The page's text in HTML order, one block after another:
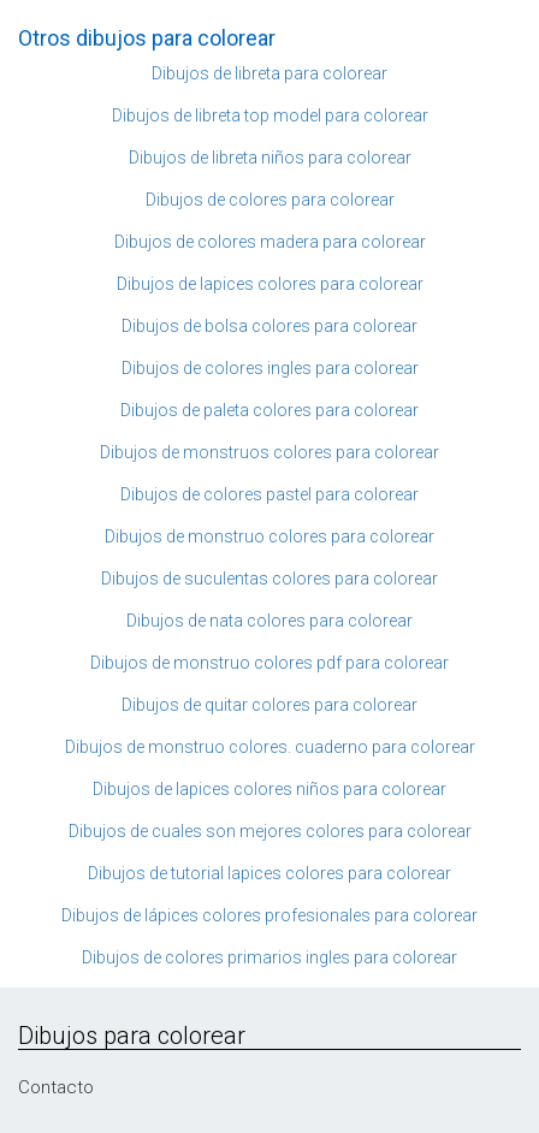
Otros dibujos para colorear
Dibujos de libreta para colorear
Dibujos de libreta top model para colorear
Dibujos de libreta niños para colorear
Dibujos de colores para colorear
Dibujos de colores madera para colorear
Dibujos de lapices colores para colorear
Dibujos de bolsa colores para colorear
Dibujos de colores ingles para colorear
Dibujos de paleta colores para colorear
Dibujos de monstruos colores para colorear
Dibujos de colores pastel para colorear
Dibujos de monstruo colores para colorear
Dibujos de suculentas colores para colorear
Dibujos de nata colores para colorear
Dibujos de monstruo colores pdf para colorear
Dibujos de quitar colores para colorear
Dibujos de monstruo colores. cuaderno para colorear
Dibujos de lapices colores niños para colorear
Dibujos de cuales son mejores colores para colorear
Dibujos de tutorial lapices colores para colorear
Dibujos de lápices colores profesionales para colorear
Dibujos de colores primarios ingles para colorear
Dibujos para colorear
Contacto